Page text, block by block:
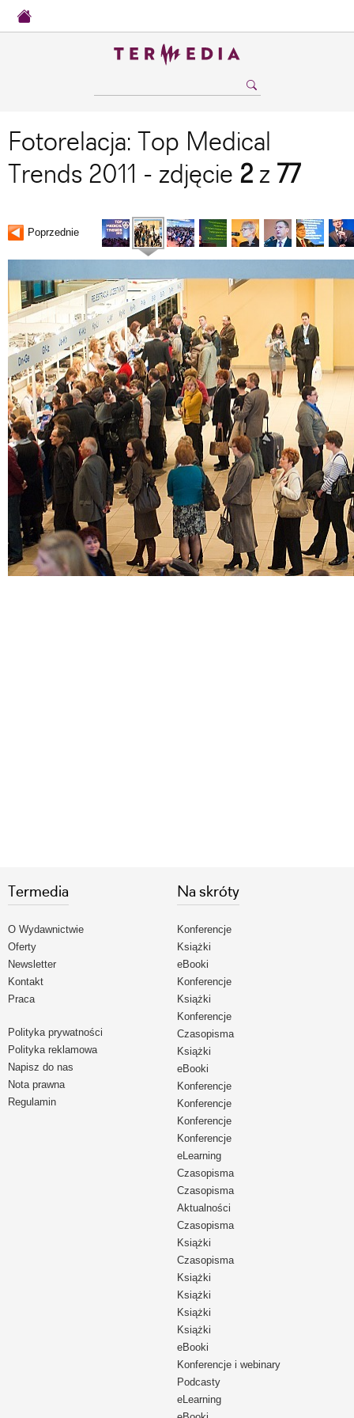
Fotorelacja: Top Medical
Trends 2011 - zdjęcie 2 z 77
Poprzednie
Termedia
O Wydawnictwie
Oferty
Newsletter
Kontakt
Praca
Polityka prywatności
Polityka reklamowa
Napisz do nas
Nota prawna
Regulamin
Na skróty
Konferencje
Książki
eBooki
Konferencje
Książki
Konferencje
Czasopisma
Książki
eBooki
Konferencje
Konferencje
Konferencje
Konferencje
eLearning
Czasopisma
Czasopisma
Aktualności
Czasopisma
Książki
Czasopisma
Książki
Książki
Książki
Książki
eBooki
Konferencje i webinary
Podcasty
eLearning